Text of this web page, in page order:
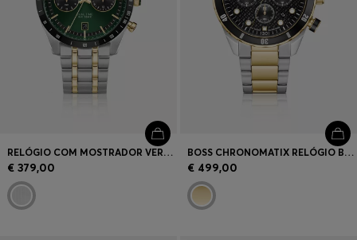
Contacto e Serviço
Localizador de lojas
Língua (PT €)
RELÓGIO COM MOSTRADOR VERDE E BRACELETE DE DOIS TONS
€ 379,00
BOSS CHRONOMATIX RELÓGIO BICOLOR COM MOSTRADOR COM TEXTURA DE MONOGRAMA
€ 499,00